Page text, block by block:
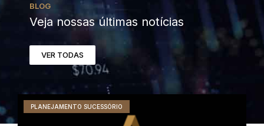
BLOG
Veja nossas últimas notícias
VER TODAS
PLANEJAMENTO SUCESSÓRIO